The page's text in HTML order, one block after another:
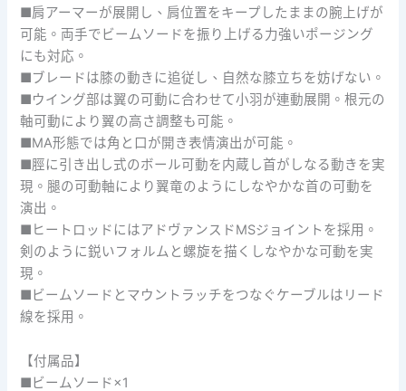
■肩アーマーが展開し、肩位置をキープしたままの腕上げが
可能。両手でビームソードを振り上げる力強いポージング
にも対応。
■ブレードは膝の動きに追従し、自然な膝立ちを妨げない。
■ウイング部は翼の可動に合わせて小羽が連動展開。根元の
軸可動により翼の高さ調整も可能。
■MA形態では角と口が開き表情演出が可能。
■脛に引き出し式のボール可動を内蔵し首がしなる動きを実
現。腿の可動軸により翼竜のようにしなやかな首の可動を
演出。
■ヒートロッドにはアドヴァンスドMSジョイントを採用。
剣のように鋭いフォルムと螺旋を描くしなやかな可動を実
現。
■ビームソードとマウントラッチをつなぐケーブルはリード
線を採用。
【付属品】
■ビームソード×1